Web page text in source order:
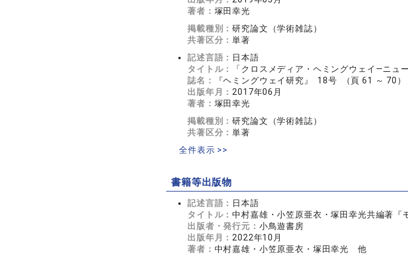
著者： 塚田幸光
掲載種別：研究論文（学術雑誌）
共著区分：単著
記述言語： 日本語
タイトル：
「クロスメディア・ヘミングウェイ—ニュ
誌名：
『ヘミングウェイ研究』 18号 （頁 61 ～ 70）
出版年月： 2017年06月
著者： 塚田幸光
掲載種別：研究論文（学術雑誌）
共著区分：単著
全件表示 >>
書籍等出版物
記述言語： 日本語
タイトル：中村嘉雄・小笠原亜衣・塚田幸光共編著
出版者・発行元： 小鳥遊書房
出版年月： 2022年10月
著者： 中村嘉雄・小笠原亜衣・塚田幸光 他